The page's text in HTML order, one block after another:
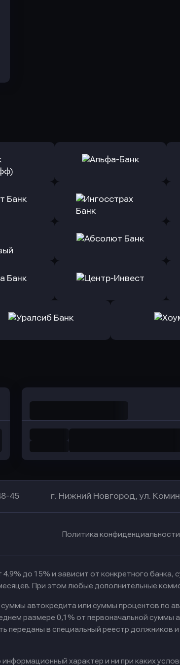
заявку
Оправить заявку
в Альфа-Банк
заявку
Банк
Оправить заявку
заявку
Оправить заявку
заявку
45 г. Нижний Новгород, ул.
Политика конфиденциальности
4.9% до 15% и зависит от конкретного
При этом любые дополнительные
автокредита или суммы процентов по
размере 0,1% от первоначальной суммы
переданы в специальный реестр должников
характер и ни при каких